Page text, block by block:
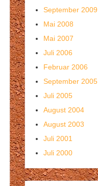
September 2009
Mai 2008
Mai 2007
Juli 2006
Februar 2006
September 2005
Juli 2005
August 2004
August 2003
Juli 2001
Juli 2000